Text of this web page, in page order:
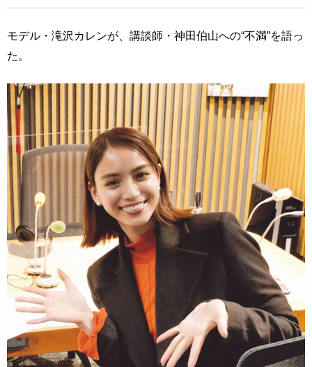
モデル・滝沢カレンが、講談師・神田伯山への“不満”を語っ
た。